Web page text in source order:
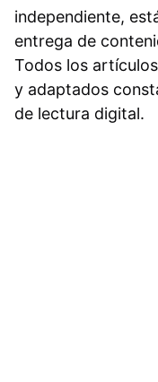
independiente,
entrega de
Todos los
y adaptados
de lectura digital.